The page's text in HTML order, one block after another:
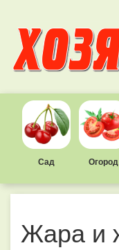
Сад Огород
Жара и